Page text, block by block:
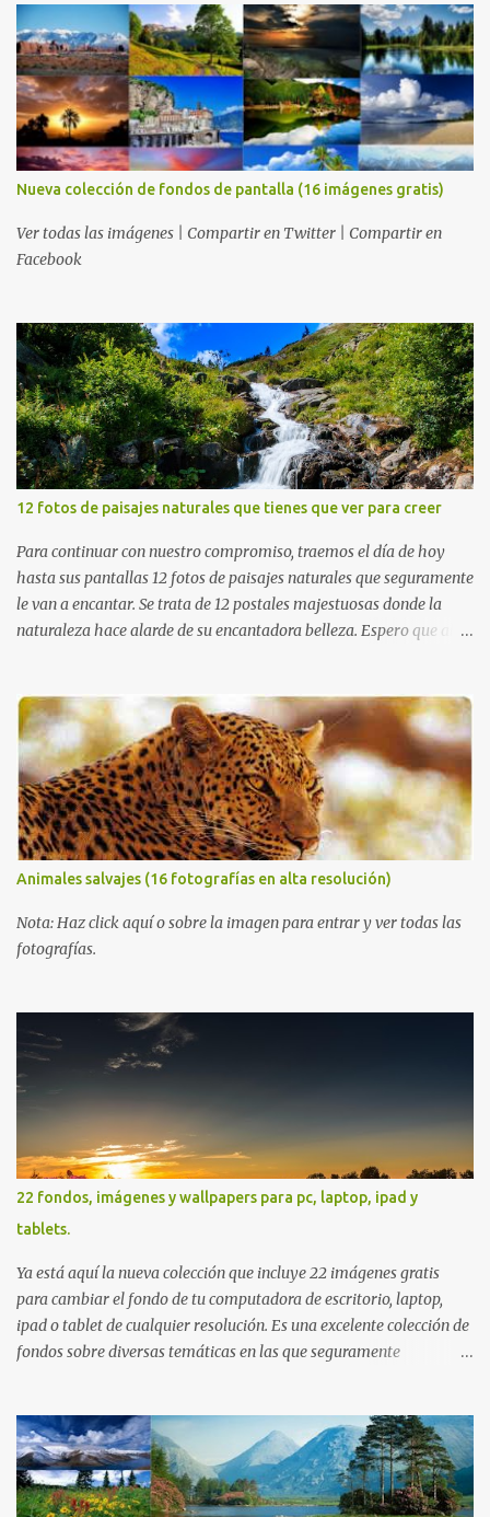
Nueva colección de fondos de pantalla (16 imágenes gratis)
Ver todas las imágenes | Compartir en Twitter | Compartir en
Facebook
12 fotos de paisajes naturales que tienes que ver para creer
Para continuar con nuestro compromiso, traemos el día de hoy
hasta sus pantallas 12 fotos de paisajes naturales que seguramente
le van a encantar. Se trata de 12 postales majestuosas donde la
naturaleza hace alarde de su encantadora belleza. Espero que al
los ríos de agua viva, lagos, bosques y cascadas, son algunos de los
elementos que hoy acompañan a esta serie fascinante de
fotografía sobre paisajes naturales. Que tengan un feliz jueves
(imágenes con mensajes) con mis mejores deseos a través de la
distancia. Sinceramente, José Luis Ávila Herrera.
Animales salvajes (16 fotografías en alta resolución)
Nota: Haz click aquí o sobre la imagen para entrar y ver todas las
fotografías.
22 fondos, imágenes y wallpapers para pc, laptop, ipad y
tablets.
Ya está aquí la nueva colección que incluye 22 imágenes gratis
para cambiar el fondo de tu computadora de escritorio, laptop,
ipad o tablet de cualquier resolución. Es una excelente colección de
fondos sobre diversas temáticas en las que seguramente
olviden utilizar los botones que aparecen sobre cada imagen para
compartir estos fondos en las redes sociales con todos sus amigos.
Gracias.